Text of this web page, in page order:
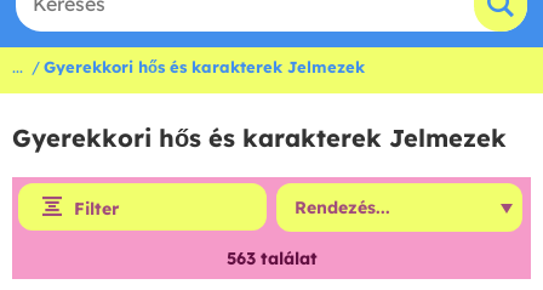
... Gyerekkori hős és karakterek Jelmezek
Gyerekkori hős és karakterek Jelmezek
Filter
563találat